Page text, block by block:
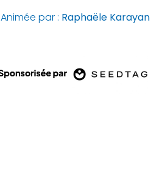
Animée par : Raphaële